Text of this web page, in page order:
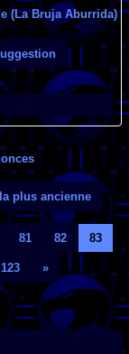
(La Bruja Aburrida)
plus ancienne
81 82 83
123 »